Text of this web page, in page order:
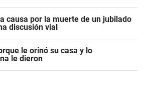
causa por la muerte de un jubilado
discusión vial
le orinó su casa y lo
le dieron